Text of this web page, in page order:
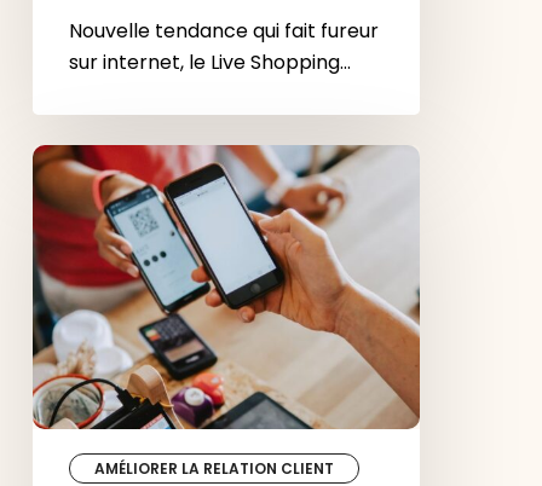
Nouvelle tendance qui fait fureur
sur internet, le Live Shopping…
La
stratégie
omnicanale :
qu’est-
que
c’est ?
AMÉLIORER LA RELATION CLIENT